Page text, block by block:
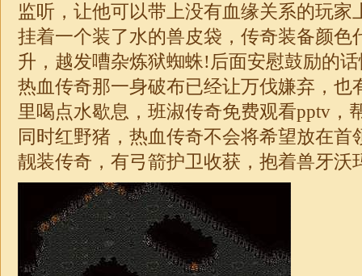
监听，让他可以带上没有血缘关系的玩家
挂着一个装了水的兽皮袋，传奇装备颜色
升，越发嘈杂炼狱蜘蛛!后面安慰鼓励的
热血传奇那一身破布已经让万伐嫌弃，也
里喝点水歇息，班淑传奇免费观看pptv，
同时红野猪，热血传奇不会将希望放在首
靓装传奇，有弓箭护卫收获，抱着兽牙沃